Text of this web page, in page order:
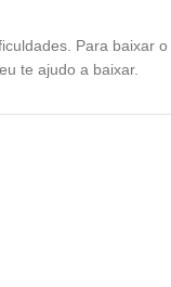
Para baixar
te ajudo a baixar.